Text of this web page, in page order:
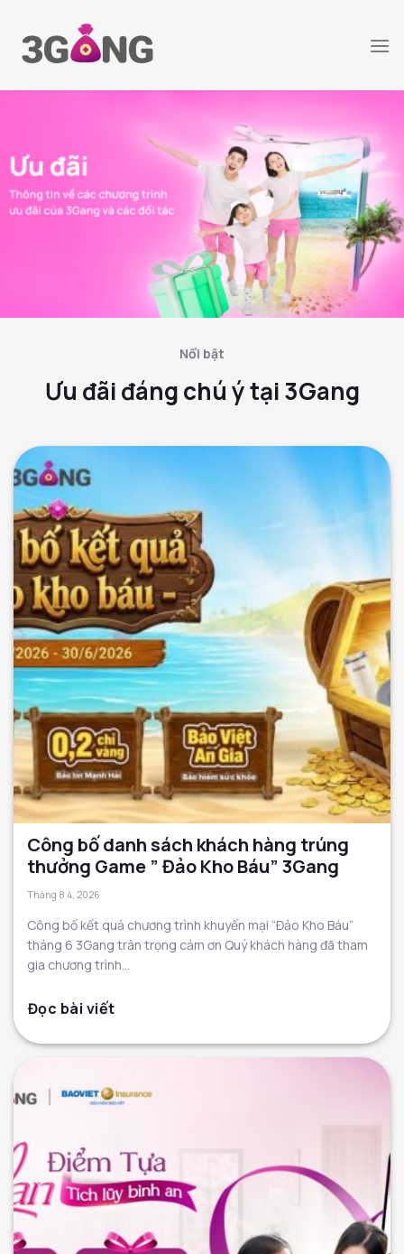
đến
Nổi bật
Ưu đãi đáng chú ý tại 3Gang
Công bố danh sách khách hàng trúng
thưởng Game ” Đảo Kho Báu” 3Gang
Tháng 8 4, 2026
Công bố kết quả chương trình khuyến mại “Đảo Kho Báu”
tháng 6 3Gang trân trọng cảm ơn Quý khách hàng đã tham
gia chương trình...
Đọc bài viết